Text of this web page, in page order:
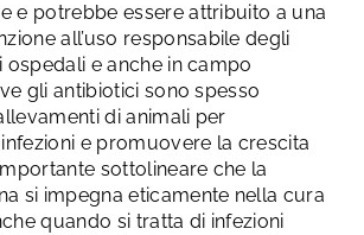
e potrebbe essere attribuito a una
all’uso responsabile degli
ospedali e anche in campo
gli antibiotici sono spesso
di animali per
e promuovere la crescita
sottolineare che la
si impegna eticamente nella cura
quando si tratta di infezioni